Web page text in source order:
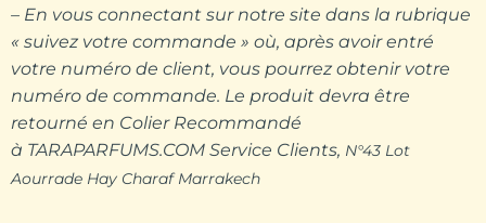
– En vous connectant sur notre site dans la rubrique
« suivez votre commande » où, après avoir entré
votre numéro de client, vous pourrez obtenir votre
numéro de commande. Le produit devra être
retourné en Colier Recommandé
à TARAPARFUMS.COM Service Clients, N°43 Lot
Aourrade Hay Charaf Marrakech